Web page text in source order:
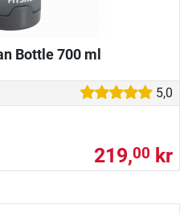
Bottle 700 ml
5,0
219,00 kr